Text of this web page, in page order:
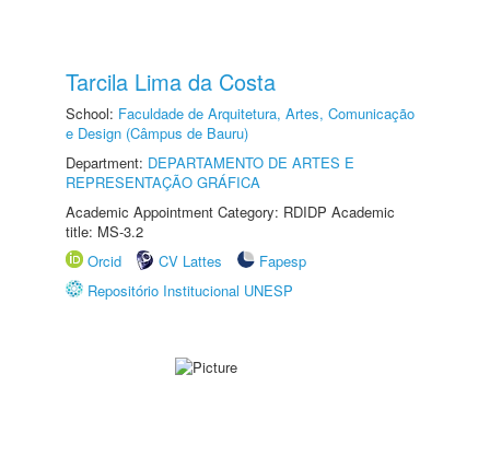
Tarcila Lima da Costa
School: Faculdade de Arquitetura, Artes, Comunicação
e Design (Câmpus de Bauru)
Department: DEPARTAMENTO DE ARTES E
REPRESENTAÇÃO GRÁFICA
Academic Appointment Category: RDIDP Academic
title: MS-3.2
Orcid
CV Lattes
Fapesp
Repositório Institucional UNESP